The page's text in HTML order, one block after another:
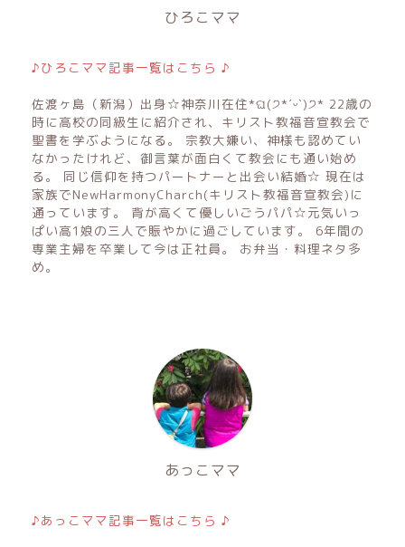
ひろこママ
♪ひろこママ記事一覧はこちら ♪
佐渡ヶ島（新潟）出身☆神奈川在住*ଘ(੭*ˊᵕˋ)੭* 22歳の
時に高校の同級生に紹介され、キリスト教福音宣教会で
聖書を学ぶようになる。 宗教大嫌い、神様も認めてい
なかったけれど、御言葉が面白くて教会にも通い始め
る。 同じ信仰を持つパートナーと出会い結婚☆ 現在は
家族でNewHarmonyCharch(キリスト教福音宣教会)に
通っています。 背が高くて優しいごうパパ☆元気いっ
ぱい高1娘の三人で賑やかに過ごしています。 6年間の
専業主婦を卒業して今は正社員。 お弁当・料理ネタ多
め。
あっこママ
♪あっこママ記事一覧はこちら ♪